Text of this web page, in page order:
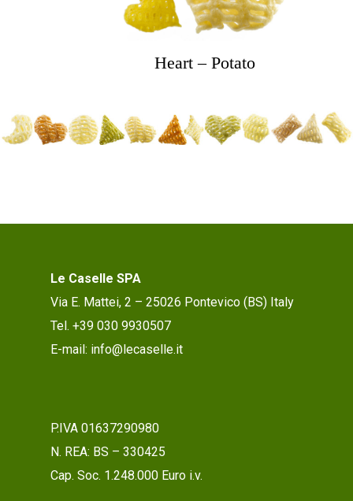
Heart – Potato
Le Caselle SPA
Via E. Mattei, 2 – 25026 Pontevico (BS) Italy
Tel. +39 030 9930507
E-mail: info@lecaselle.it
P.IVA 01637290980
N. REA: BS – 330425
Cap. Soc. 1.248.000 Euro i.v.